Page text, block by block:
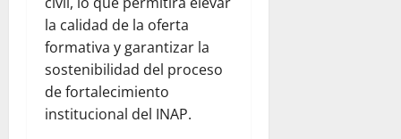
la calidad de la oferta
formativa y garantizar la
sostenibilidad del proceso
de fortalecimiento
institucional del INAP.